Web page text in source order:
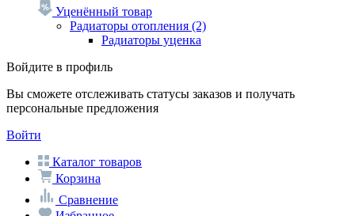
Уценённый товар
Радиаторы отопления (2)
Радиаторы уценка
Войдите в профиль
Вы сможете отслеживать статусы заказов и получать
персональные предложения
Войти
Каталог товаров
Корзина
Сравнение